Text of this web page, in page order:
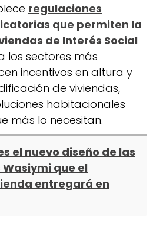
regulaciones
que permiten la
de Interés Social
los sectores más
incentivos en altura y
de viviendas,
habitacionales
más lo necesitan.
el nuevo diseño de las
que el
entregará en